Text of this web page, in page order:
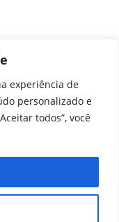
experiência de
personalizado e
todos”, você